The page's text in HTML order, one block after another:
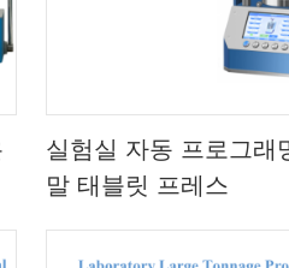
실험실 자동 프로그래
말 태블릿 프레스